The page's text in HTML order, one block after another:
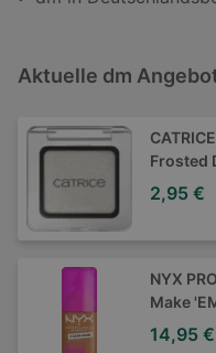
Aktuelle dm
Frosted
2,95 €
NYX
Make
14,95 €